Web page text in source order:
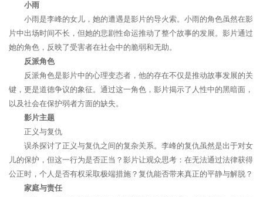
小雨
小雨是李峰的女儿，她的遭遇是影片的导火索。小雨的角色虽然在影
片中出场时间不长，但她的悲剧性命运推动了整个故事的发展。影片通过
她的角色，反映了受害者在社会中的脆弱和无助。
反派角色
反派角色是影片中的心理变态者，他的存在不仅是推动故事发展的关
键，更是道德争议的象征。通过这一角色，影片揭示了人性中的黑暗面，
以及社会在保护弱者方面的缺失。
影片主题
正义与复仇
误杀探讨了正义与复仇之间的复杂关系。李峰的复仇虽然是出于对女
儿的保护，但这一行为是否正当？影片让观众思考：在无法通过法律获得
公正时，个人是否有权采取极端措施？复仇能否带来真正的平静与解脱？
家庭与责任